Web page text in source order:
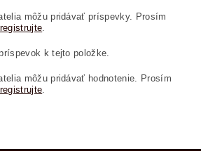
môžu pridávať príspevky. Prosím
.
k tejto položke.
môžu pridávať hodnotenie. Prosím
.